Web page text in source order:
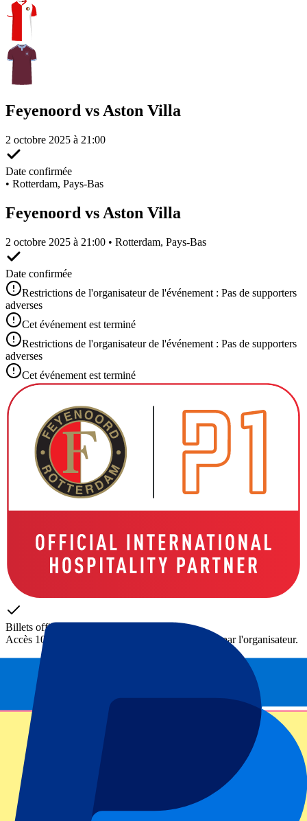
Feyenoord vs Aston Villa
2 octobre 2025 à 21:00
Date confirmée
• Rotterdam, Pays-Bas
Feyenoord vs Aston Villa
2 octobre 2025 à 21:00 • Rotterdam, Pays-Bas
Date confirmée
Restrictions de l'organisateur de l'événement : Pas de supporters
adverses
Cet événement est terminé
Restrictions de l'organisateur de l'événement : Pas de supporters
adverses
Cet événement est terminé
Billets officiels
Accès 100 % garanti – Billets fournis directement par l'organisateur.
Cet événement est terminé
Inscrivez-vous et recevez toujours toutes les mises à jour, les offres
et plus encore !
Envoyer
Vos informations seront utilisées conformément à notre
Policy